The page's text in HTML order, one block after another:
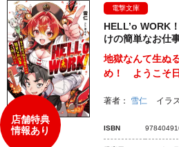
店舗特典
情報あり
電撃文庫
HELL’o WORK
けの簡単なお仕
地獄なんて生ぬ
め！ ようこそ日
著者： 雪仁 イラ
ISBN